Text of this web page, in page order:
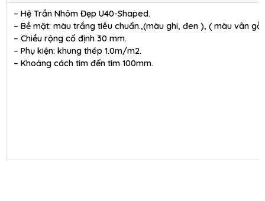
– Hệ Trần Nhôm Đẹp U40-Shaped.
– Bề mặt: màu trắng tiêu chuẩn.,(màu ghi, đen ), ( màu vân gỗ
– Chiều rộng cố định 30 mm.
– Phụ kiện: khung thép 1.0m/m2.
– Khoảng cách tim đến tim 100mm.